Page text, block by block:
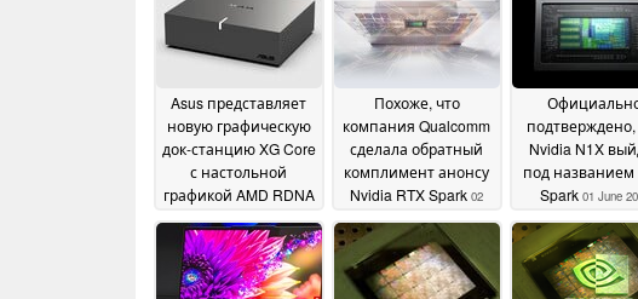
Asus представляет
новую графическую
док-станцию XG Core
с настольной
графикой AMD RDNA
02 June 2026
Похоже, что
компания Qualcomm
сделала обратный
комплимент анонсу
Nvidia RTX Spark 02
June 2026
подтверждено,
Nvidia N1X
под названием
Spark 01 June